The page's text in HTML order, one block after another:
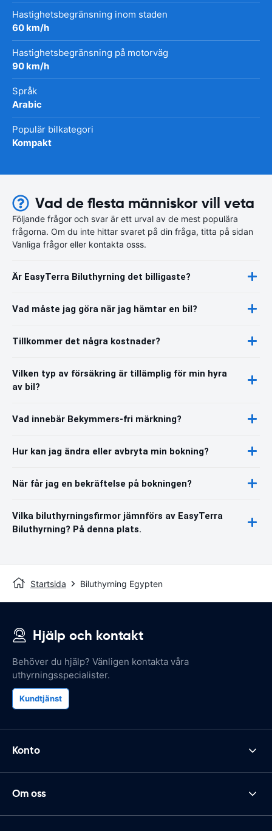
Hastighetsbegränsning inom staden
60 km/h
Hastighetsbegränsning på motorväg
90 km/h
Språk
Arabic
Populär bilkategori
Kompakt
Vad de flesta människor vill veta
Följande frågor och svar är ett urval av de mest populära
frågorna. Om du inte hittar svaret på din fråga, titta på sidan
Vanliga frågor eller kontakta osss.
Är EasyTerra Biluthyrning det billigaste?
Vad måste jag göra när jag hämtar en bil?
Tillkommer det några kostnader?
Vilken typ av försäkring är tillämplig för min hyra
av bil?
Vad innebär Bekymmers-fri märkning?
Hur kan jag ändra eller avbryta min bokning?
När får jag en bekräftelse på bokningen?
Vilka biluthyrningsfirmor jämnförs av EasyTerra
Biluthyrning? På denna plats.
Startsida Biluthyrning Egypten
Hjälp och kontakt
Behöver du hjälp? Vänligen kontakta våra
uthyrningsspecialister.
Kundtjänst
Konto
Om oss